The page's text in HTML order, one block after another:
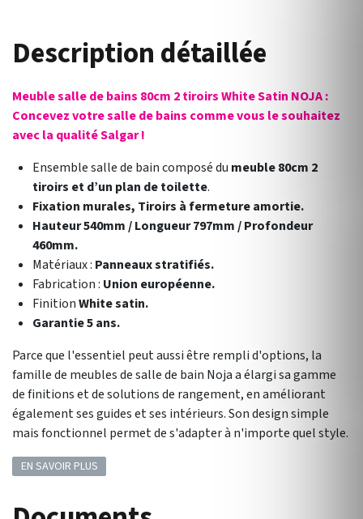
Description détaillée
Meuble salle de bains 80cm 2 tiroirs White Satin NOJA :
Concevez votre salle de bains comme vous le souhaitez
avec la qualité Salgar !
Ensemble salle de bain composé du meuble 80cm 2
tiroirs et d’un plan de toilette.
Fixation murales, Tiroirs à fermeture amortie.
Hauteur 540mm / Longueur 797mm / Profondeur
460mm.
Matériaux : Panneaux stratifiés.
Fabrication : Union européenne.
FinitionWhite satin.
Garantie 5 ans.
Parce que l'essentiel peut aussi être rempli d'options, la
famille de meubles de salle de bain Noja a élargi sa gamme
de finitions et de solutions de rangement, en améliorant
également ses guides et ses intérieurs. Son design simple
mais fonctionnel permet de s'adapter à n'importe quel style.
EN SAVOIR PLUS